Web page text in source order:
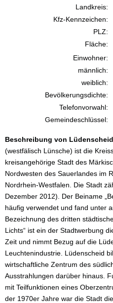
Landkreis:
Kfz-Kennzeichen:
PLZ:
Fläche:
Einwohner:
männlich:
weiblich:
Bevölkerungsdichte:
Telefonvorwahl:
Gemeindeschlüssel:
Beschreibung von
(westfälisch Lünsche) ist die
kreisangehörige Stadt des
Nordwesten des Sauerlandes im
Nordrhein-Westfalen. Die Stadt
Dezember 2012). Der Beiname
häufig verwendet und fand unter
Bezeichnung des dritten
Lichts“ ist ein der Stadtwerbung
Zeit und nimmt Bezug auf die
Leuchtenindustrie. Lüdenscheid
wirtschaftliche Zentrum des
Ausstrahlungen darüber hinaus.
mit Teilfunktionen eines
der 1970er Jahre war die Stadt